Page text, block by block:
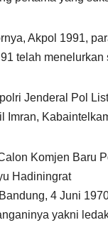
Akpol 1991,
telah
Jenderal Pol
Imran,
Komjen Baru
Hadiningrat
4 Juni
yakni